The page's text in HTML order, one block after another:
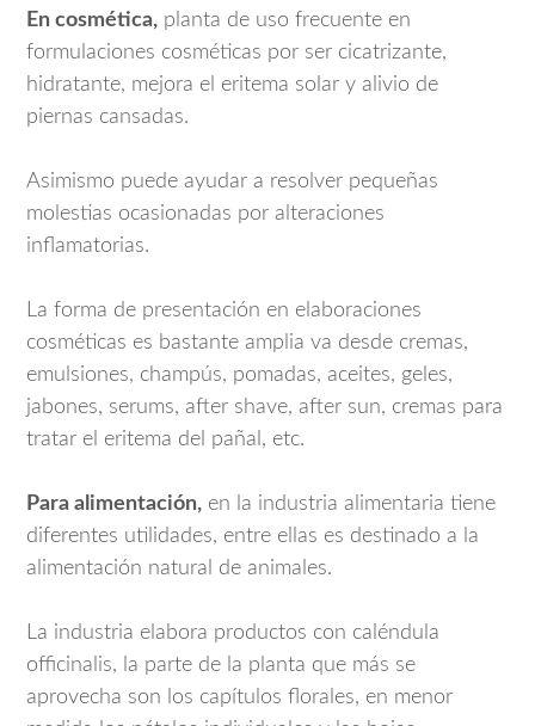
En cosmética, planta de uso frecuente en
formulaciones cosméticas por ser cicatrizante,
hidratante, mejora el eritema solar y alivio de
piernas cansadas.
Asimismo puede ayudar a resolver pequeñas
molestias ocasionadas por alteraciones
inflamatorias.
La forma de presentación en elaboraciones
cosméticas es bastante amplia va desde cremas,
emulsiones, champús, pomadas, aceites, geles,
jabones, serums, after shave, after sun, cremas para
tratar el eritema del pañal, etc.
Para alimentación, en la industria alimentaria tiene
diferentes utilidades, entre ellas es destinado a la
alimentación natural de animales.
La industria elabora productos con caléndula
officinalis, la parte de la planta que más se
aprovecha son los capítulos florales, en menor